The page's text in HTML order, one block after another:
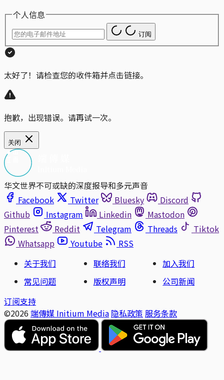
个人信息
订阅
太好了！请检查您的收件箱并点击链接。
抱歉，出现错误。请再试一次。
关闭
华文世界不可或缺的深度报导和多元声音
Facebook
Twitter Bluesky
Discord
Github
Instagram Linkedin
Mastodon
Pinterest
Reddit Telegram Threads
Tiktok
Whatsapp
Youtube
RSS
关于我们
联络我们
加入我们
常见问题
版权声明
公司新闻
订阅支持
©2026 端傳媒 Initium Media 隐私政策 服务条款